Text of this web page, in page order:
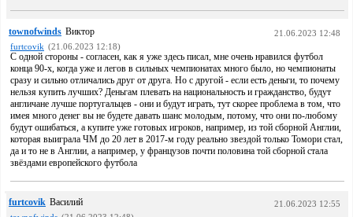
townofwinds Виктор
21.06.2023 12:48
furtcovik (21.06.2023 12:18)
С одной стороны - согласен, как я уже здесь писал, мне очень нравился футбол
конца 90-х, когда уже и легов в сильных чемпионатах много было, но чемпионаты
сразу и сильно отличались друг от друга. Но с другой - если есть деньги, то почему
нельзя купить лучших? Деньгам плевать на национальность и гражданство, будут
англичане лучше португальцев - они и будут играть, тут скорее проблема в том, что
имея много денег вы не будете давать шанс молодым, потому, что они по-любому
будут ошибаться, а купите уже готовых игроков, например, из той сборной Англии,
которая выиграла ЧМ до 20 лет в 2017-м году реально звездой только Томори стал,
да и то не в Англии, а например, у французов почти половина той сборной стала
звёздами европейского футбола
furtcovik Василий
21.06.2023 12:55